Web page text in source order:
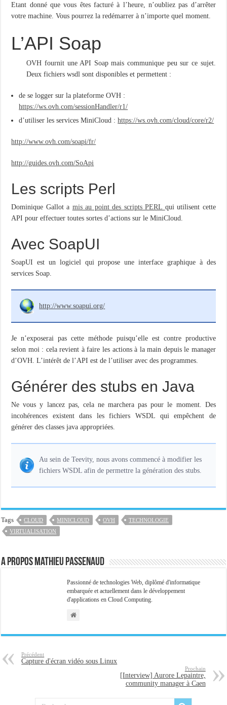
Etant donné que vous êtes facturé à l’heure, n’oubliez pas d’arrêter
votre machine. Vous pourrez la redémarrer à n’importe quel moment.
L’API Soap
OVH fournit une API Soap mais communique peu sur ce sujet.
Deux fichiers wsdl sont disponibles et permettent :
de se logger sur la plateforme OVH :
https://ws.ovh.com/sessionHandler/r1/
d’utiliser les services MiniCloud :https://ws.ovh.com/cloud/core/r2/
http://www.ovh.com/soapi/fr/
http://guides.ovh.com/SoApi
Les scripts Perl
Dominique Gallot a mis au point des scripts PERL qui utilisent cette
API pour effectuer toutes sortes d’actions sur le MiniCloud.
Avec SoapUI
SoapUI est un logiciel qui propose une interface graphique à des
services Soap.
http://www.soapui.org/
Je n’exposerai pas cette méthode puisqu’elle est contre productive
selon moi : cela revient à faire les actions à la main depuis le manager
d’OVH. L’intérêt de l’API est de l’utiliser avec des programmes.
Générer des stubs en Java
Ne vous y lancez pas, cela ne marchera pas pour le moment. Des
incohérences existent dans les fichiers WSDL qui empêchent de
générer des classes java appropriées.
Au sein de Teevity, nous avons commencé à modifier les
fichiers WSDL afin de permettre la génération des stubs.
Tags CLOUD MINICLOUD OVH
TECHNOLOGIE
VIRTUALISATION
A propos Mathieu Passenaud
Passionné de technologies Web, diplômé d'informatique
embarquée et actuellement dans le développement
d'applications en Cloud Computing.
Précédent
Capture d'écran vidéo sous Linux
Prochain
[Interview] Aurore Lepaintre,
community manager à Caen